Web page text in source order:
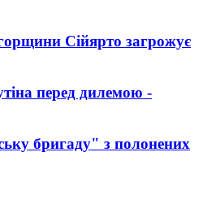
Сійярто загрожує
перед дилемою -
бригаду" з полонених